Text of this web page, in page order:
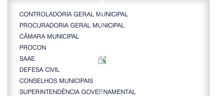
CONTROLADORIA GERAL MUNICIPAL
PROCURADORIA GERAL MUNICIPAL
CÂMARA MUNICIPAL
PROCON
SAAE
DEFESA CIVIL
CONSELHOS MUNICIPAIS
SUPERINTENDÊNCIA GOVERNAMENTAL